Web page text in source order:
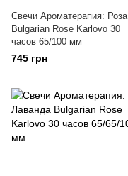
Свечи Ароматерапия: Роза
Bulgarian Rose Karlovo 30
часов 65/100 мм
745 грн